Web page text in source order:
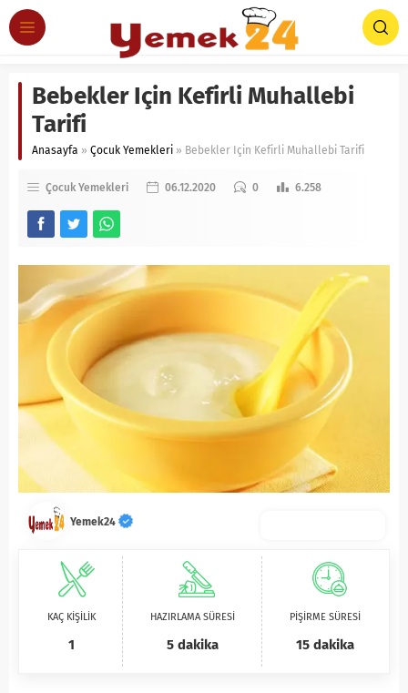
Bebekler Için Kefirli Muhallebi
Tarifi
Anasayfa » Çocuk Yemekleri » Bebekler Için Kefirli Muhallebi Tarifi
Çocuk Yemekleri 06.12.2020 0 6.258
Yemek24
KAÇ KİŞİLİK
1
HAZIRLAMA SÜRESİ
5 dakika
PİŞİRME SÜRESİ
15 dakika